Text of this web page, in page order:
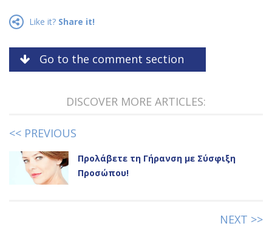
Like it? Share it!
Go to the comment section
DISCOVER MORE ARTICLES:
<< PREVIOUS
Προλάβετε τη Γήρανση με Σύσφιξη
Προσώπου!
NEXT >>